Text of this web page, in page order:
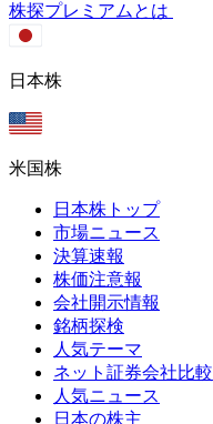
株探プレミアムとは
日本株
米国株
日本株トップ
市場ニュース
決算速報
株価注意報
会社開示情報
銘柄探検
人気テーマ
ネット証券会社比較
人気ニュース
日本の株主